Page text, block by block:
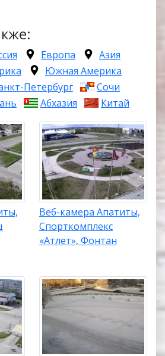
Европа
Азия
Южная Америка
Петербург
Сочи
Абхазия Китай
Веб-камера Апатиты,
Спорткомплекс
«Атлет», Фонтан